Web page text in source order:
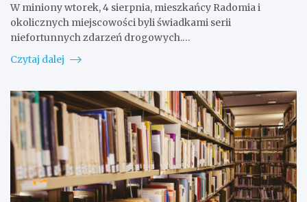
W miniony wtorek, 4 sierpnia, mieszkańcy Radomia i
okolicznych miejscowości byli świadkami serii
niefortunnych zdarzeń drogowych.…
Czytaj dalej